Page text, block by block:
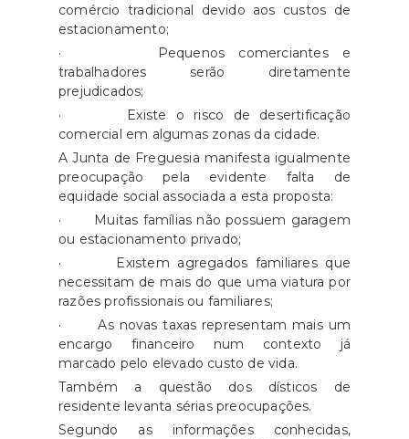
comércio tradicional devido aos custos de
estacionamento;
· Pequenos comerciantes e
trabalhadores serão diretamente
prejudicados;
· Existe o risco de desertificação
comercial em algumas zonas da cidade.
A Junta de Freguesia manifesta igualmente
preocupação pela evidente falta de
equidade social associada a esta proposta:
· Muitas famílias não possuem garagem
ou estacionamento privado;
· Existem agregados familiares que
necessitam de mais do que uma viatura por
razões profissionais ou familiares;
· As novas taxas representam mais um
encargo financeiro num contexto já
marcado pelo elevado custo de vida.
Também a questão dos dísticos de
residente levanta sérias preocupações.
Segundo as informações conhecidas,